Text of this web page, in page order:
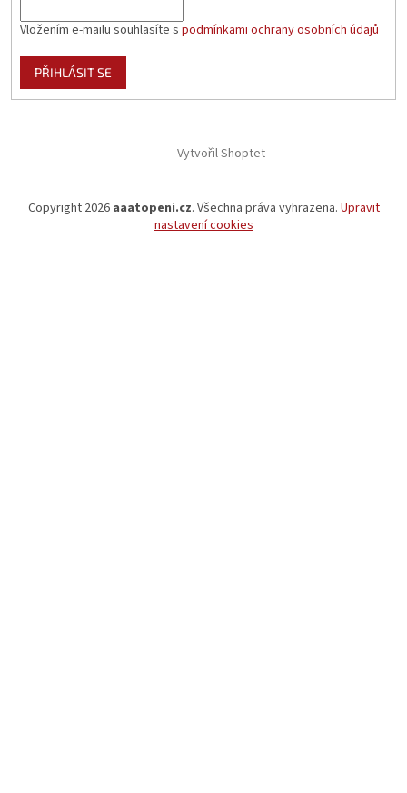
Vložením e-mailu souhlasíte s podmínkami ochrany osobních údajů
PŘIHLÁSIT SE
Vytvořil Shoptet
Copyright 2026 aaatopeni.cz. Všechna práva vyhrazena. Upravit
nastavení cookies